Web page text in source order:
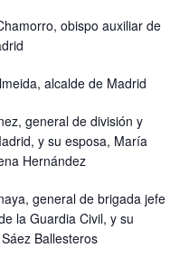
obispo auxiliar de
alcalde de Madrid
general de división y
y su esposa, María
Hernández
general de brigada jefe
la Guardia Civil, y su
Ballesteros